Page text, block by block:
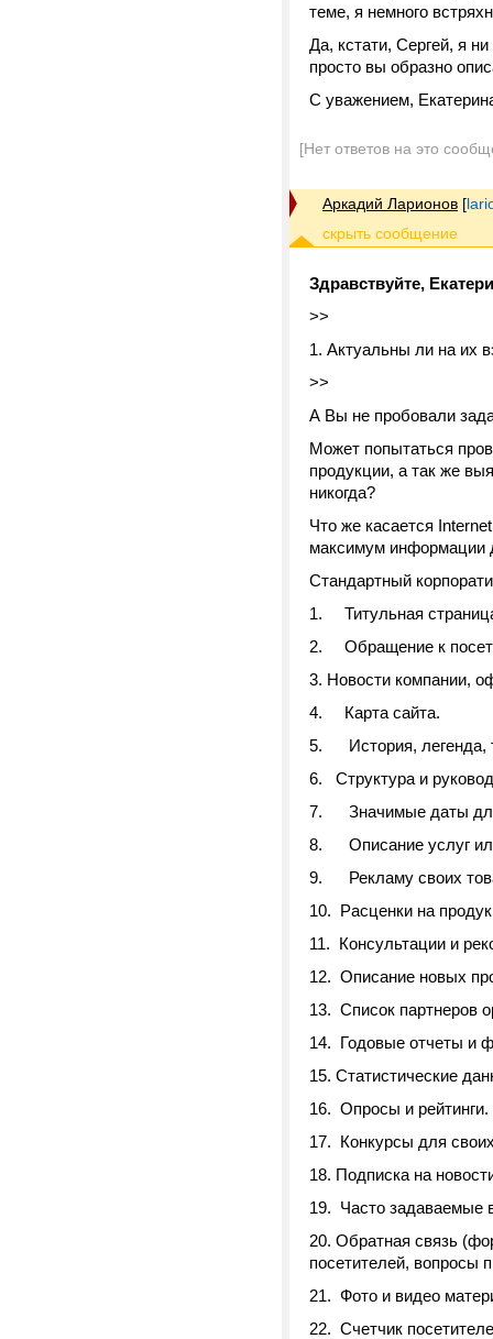
теме, я немного
Да, кстати, Сергей, я
просто вы образно
С уважением,
[Нет ответов на это
Аркадий Ларионов [
Здравствуйте,
>>
1. Актуальны ли на их
>>
А Вы не пробовали
Может попытаться
продукции, а так же
никогда?
Что же касается
максимум информации
Стандартный
1. Титульная страница
2. Обращение к
3. Новости компании,
4. Карта сайта.
5. История, легенда,
6. Структура и
7. Значимые даты для
8. Описание услуг
9. Рекламу своих
10. Расценки на
11. Консультации и
12. Описание новых
13. Список партнеров
14. Годовые отчеты и
15. Статистические
16. Опросы и рейтинги.
17. Конкурсы для
18. Подписка на
19. Часто задаваемые
20. Обратная связь
посетителей, вопросы
21. Фото и видео
22. Счетчик